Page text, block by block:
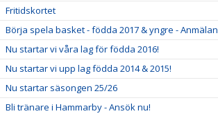
Fritidskortet
Börja spela basket - födda 2017 & yngre - Anmälan
Nu startar vi våra lag för födda 2016!
Nu startar vi upp lag födda 2014 & 2015!
Nu startar säsongen 25/26
Bli tränare i Hammarby - Ansök nu!